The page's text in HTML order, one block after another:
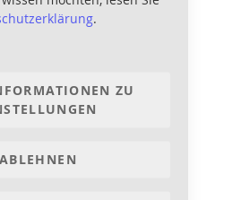
.
ZU
ABLEHNEN